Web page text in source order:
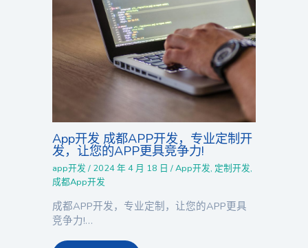
App开发 成都APP开发，专业定制开
发，让您的APP更具竞争力!
app开发 / 2024 年 4 月 18 日/App开发, 定制开发,
成都App开发
成都APP开发，专业定制，让您的APP更具
竞争力!…